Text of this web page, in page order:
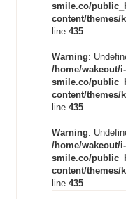
smile.co/
content/themes/
line 435
Warning:
/home/wakeout/i-
smile.co/
content/themes/
line 435
Warning:
/home/wakeout/i-
smile.co/
content/themes/
line 435